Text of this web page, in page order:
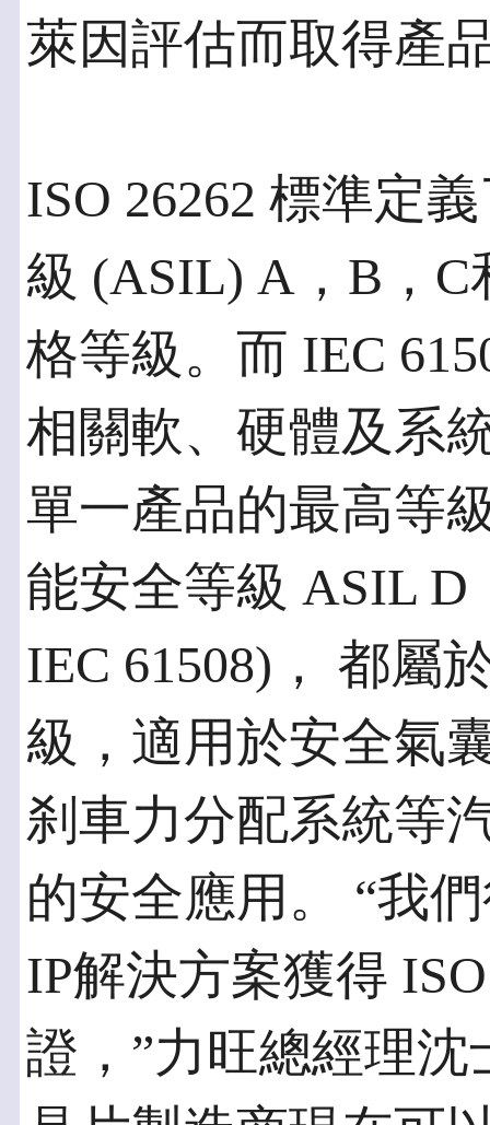
萊因評估而取得產
ISO 26262 標準定
級 (ASIL) A，B，
格等級。而 IEC
相關軟、硬體及系
單一產品的最高等
能安全等級 ASIL D
IEC 61508)， 都屬
級，適用於安全氣
刹車力分配系統等
的安全應用。 “我
IP解決方案獲得
證，”力旺總經理